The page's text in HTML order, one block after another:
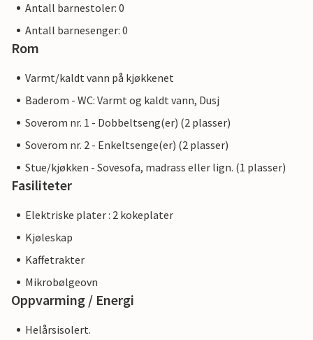
Antall barnestoler: 0
Antall barnesenger: 0
Rom
Varmt/kaldt vann på kjøkkenet
Baderom - WC: Varmt og kaldt vann, Dusj
Soverom nr. 1 - Dobbeltseng(er) (2 plasser)
Soverom nr. 2 - Enkeltsenge(er) (2 plasser)
Stue/kjøkken - Sovesofa, madrass eller lign. (1 plasser)
Fasiliteter
Elektriske plater : 2 kokeplater
Kjøleskap
Kaffetrakter
Mikrobølgeovn
Oppvarming / Energi
Helårsisolert.